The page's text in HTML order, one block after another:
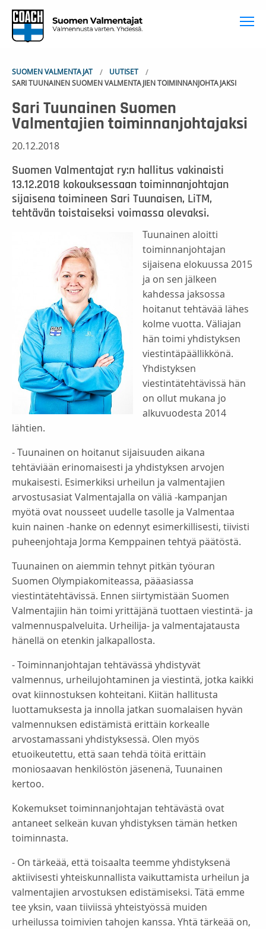
SUOMEN VALMENTAJAT
UUTISET
SARI TUUNAINEN SUOMEN VALMENTAJIEN TOIMINNANJOHTAJAKSI
Sari Tuunainen Suomen
Valmentajien toiminnanjohtajaksi
20.12.2018
Suomen Valmentajat ry:n hallitus vakinaisti
13.12.2018 kokouksessaan toiminnanjohtajan
sijaisena toimineen Sari Tuunaisen, LiTM,
tehtävän toistaiseksi voimassa olevaksi.
Tuunainen aloitti
toiminnanjohtajan
sijaisena elokuussa 2015
ja on sen jälkeen
kahdessa jaksossa
hoitanut tehtävää lähes
kolme vuotta. Väliajan
hän toimi yhdistyksen
viestintäpäällikkönä.
Yhdistyksen
viestintätehtävissä hän
on ollut mukana jo
alkuvuodesta 2014
lähtien.
- Tuunainen on hoitanut sijaisuuden aikana
tehtäviään erinomaisesti ja yhdistyksen arvojen
mukaisesti. Esimerkiksi urheilun ja valmentajien
arvostusasiat Valmentajalla on väliä -kampanjan
myötä ovat nousseet uudelle tasolle ja Valmentaa
kuin nainen -hanke on edennyt esimerkillisesti, tiivisti
puheenjohtaja Jorma Kemppainen tehtyä päätöstä.
Tuunainen on aiemmin tehnyt pitkän työuran
Suomen Olympiakomiteassa, pääasiassa
viestintätehtävissä. Ennen siirtymistään Suomen
Valmentajiin hän toimi yrittäjänä tuottaen viestintä- ja
valmennuspalveluita. Urheilija- ja valmentajatausta
hänellä on etenkin jalkapallosta.
- Toiminnanjohtajan tehtävässä yhdistyvät
valmennus, urheilujohtaminen ja viestintä, jotka kaikki
ovat kiinnostuksen kohteitani. Kiitän hallitusta
luottamuksesta ja innolla jatkan suomalaisen hyvän
valmennuksen edistämistä erittäin korkealle
arvostamassani yhdistyksessä. Olen myös
etuoikeutettu, että saan tehdä töitä erittäin
moniosaavan henkilöstön jäsenenä, Tuunainen
kertoo.
Kokemukset toiminnanjohtajan tehtävästä ovat
antaneet selkeän kuvan yhdistyksen tämän hetken
toiminnasta.
- On tärkeää, että toisaalta teemme yhdistyksenä
aktiivisesti yhteiskunnallista vaikuttamista urheilun ja
valmentajien arvostuksen edistämiseksi. Tätä emme
tee yksin, vaan tiiviissä yhteistyössä muiden
urheilussa toimivien tahojen kanssa. Yhtä tärkeää on,